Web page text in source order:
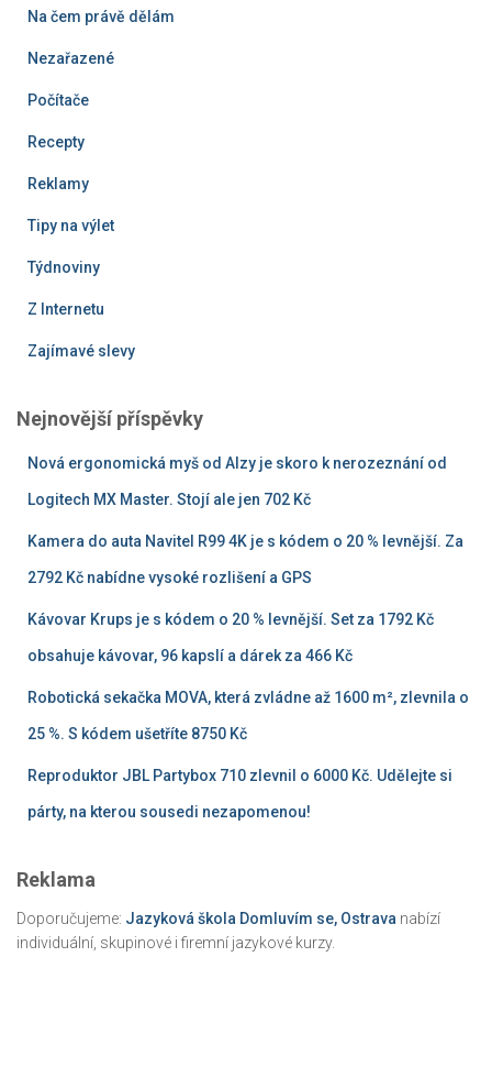
Na čem právě dělám
Nezařazené
Počítače
Recepty
Reklamy
Tipy na výlet
Týdnoviny
Z Internetu
Zajímavé slevy
Nejnovější příspěvky
Nová ergonomická myš od Alzy je skoro k nerozeznání od
Logitech MX Master. Stojí ale jen 702 Kč
Kamera do auta Navitel R99 4K je s kódem o 20 % levnější. Za
2792 Kč nabídne vysoké rozlišení a GPS
Kávovar Krups je s kódem o 20 % levnější. Set za 1792 Kč
obsahuje kávovar, 96 kapslí a dárek za 466 Kč
Robotická sekačka MOVA, která zvládne až 1600 m², zlevnila o
25 %. S kódem ušetříte 8750 Kč
Reproduktor JBL Partybox 710 zlevnil o 6000 Kč. Udělejte si
párty, na kterou sousedi nezapomenou!
Reklama
Doporučujeme: Jazyková škola Domluvím se, Ostrava nabízí
individuální, skupinové i firemní jazykové kurzy.